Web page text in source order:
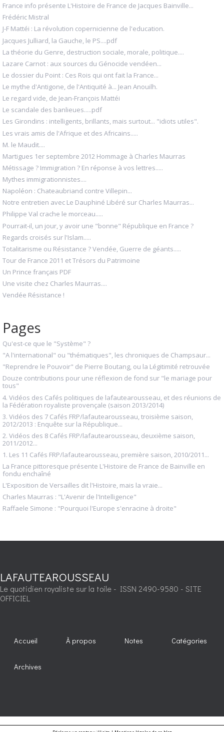
France info présente L'Histoire de France de Jacques Bainville...
Frédéric Mistral
J-F Mattéi : La révolution copernicienne de l'education.
Jacques Julliard, la Gauche, le PS....pdf
La théorie du Genre, destruction sociale, morale, politique....
Lazare Carnot : aux sources du Génocide vendéen...
Le dossier du Point : Ces Rois qui ont fait la France...
Le mythe d'Antigone, de l'Antiquité à... Jean Anouilh.
Le regard vide, de Jean-François Mattéi
Le scandale des banlieues.....pdf
Les Girondins : intelligents, brillants, mais surtout... "idiots utiles".
Les vrais amis de l'Afrique et des Africains.....
M. le Maudit....
Martigues 1er septembre 2012 Hommage à Charles Maurras
Métissage ? Immigration ? En réponse à vos lettres.....
Mythes immigrationnistes....
Napoléon : Chateaubriand contre Villepin...
Notre entretien avec Le Dauphiné Libéré sur Charles Maurras...
Philippe Val crache le morceau.....
Pourrait-il, un jour, y avoir une "bonne" République en France ?
Regards croisés sur l'Islam.....
Totalitarisme ou Résistance ? Vendée, Guerre de géants.....
Tour de France 2011 et Trésors du Patrimoine
Un Prince français PDF
Une visite chez Charles Maurras....
Vendée Résistance !
Pages
Qu'est-ce que le "Système" ?
"A l'international" ou "thématiques", les chroniques de Champsaur...
"Reprendre le Pouvoir" de Pierre Boutang, ou la Légitimité retrouvée
Douze contributions pour une réflexion de fond sur "le mariage pour
tous"
4. Vidéos des Cafés politiques de lafautearousseau, et des réunions de
la Fédération royaliste provençale (saison 2013/2014)
3. Vidéos des 7 Cafés FRP/lafautearousseau, troisième saison,
2012/2013 : Enquête sur la République...
2. Vidéos des 8 Cafés FRP/lafautearousseau, deuxième saison,
2011/2012...
1. Les 11 Cafés FRP/lafautearousseau, première saison, 2010/2011...
La France pittoresque présente L'Histoire de France de Bainville en
fondu enchaîné
L'Exposition de Versailles dit l'Histoire, mais la vraie...
Charles Maurras : "L'Avenir de l'Intelligence"
Raffaele Simone : "Pourquoi l'Europe s'enracine à droite"
LAFAUTEAROUSSEAU
Le quotidien royaliste sur la toile - ISSN 2490-9580 - SITE
OFFICIEL
Accueil À propos Notes Catégories
Archives